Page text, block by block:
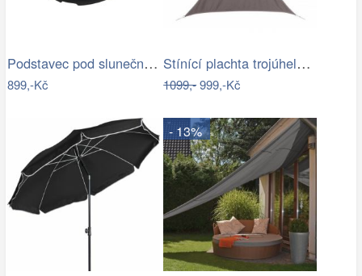
Podstavec pod slunečník Houseland Barx…
899,-Kč
Stínící plachta trojúhelník 3*3*3 m…
1099,-999,-Kč
- 13%